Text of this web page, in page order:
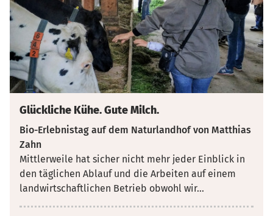
Glückliche Kühe. Gute Milch.
Bio-Erlebnistag auf dem Naturlandhof von Matthias
Zahn
Mittlerweile hat sicher nicht mehr jeder Einblick in
den täglichen Ablauf und die Arbeiten auf einem
landwirtschaftlichen Betrieb obwohl wir...